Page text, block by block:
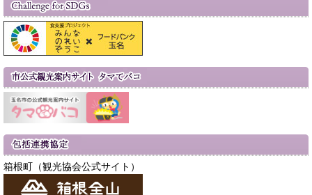
箱根町（観光協会公式サイト）